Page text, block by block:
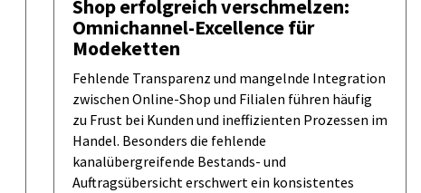
Shop erfolgreich verschmelzen:
Omnichannel-Excellence für
Modeketten
Fehlende Transparenz und mangelnde Integration
zwischen Online-Shop und Filialen führen häufig
zu Frust bei Kunden und ineffizienten Prozessen im
Handel. Besonders die fehlende
kanalübergreifende Bestands- und
Auftragsübersicht erschwert ein konsistentes